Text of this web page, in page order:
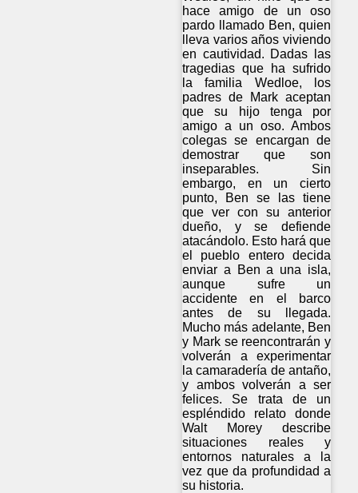
hace amigo de un oso
pardo llamado Ben, quien
lleva varios años viviendo
en cautividad. Dadas las
tragedias que ha sufrido
la familia Wedloe, los
padres de Mark aceptan
que su hijo tenga por
amigo a un oso. Ambos
colegas se encargan de
demostrar que son
inseparables. Sin
embargo, en un cierto
punto, Ben se las tiene
que ver con su anterior
dueño, y se defiende
atacándolo. Esto hará que
el pueblo entero decida
enviar a Ben a una isla,
aunque sufre un
accidente en el barco
antes de su llegada.
Mucho más adelante, Ben
y Mark se reencontrarán y
volverán a experimentar
la camaradería de antaño,
y ambos volverán a ser
felices. Se trata de un
espléndido relato donde
Walt Morey describe
situaciones reales y
entornos naturales a la
vez que da profundidad a
su historia.